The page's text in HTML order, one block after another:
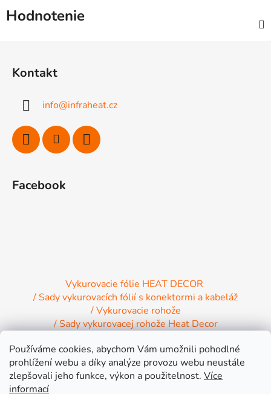
Používáme cookies, abychom Vám umožnili pohodlné
prohlížení webu a díky analýze provozu webu neustále
zlepšovali jeho funkce, výkon a použitelnost. Více
informací
Hodnotenie
Kontakt
info@infraheat.cz
Facebook
Vykurovacie fólie HEAT DECOR
/ Sady vykurovacích fólií s konektormi a kabeláž
/ Vykurovacie rohože
/ Sady vykurovacej rohože Heat Decor
/ Inštalačný materiál / Vykurovacie Infrapanely
/ Relaxačné lehátko NIRE s Infra ohrevom